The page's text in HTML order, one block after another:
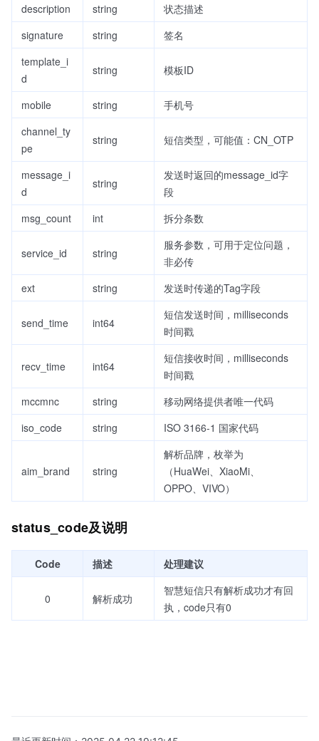
description string
状态描述
signature
string
签名
template_i
d
string 模板ID
mobile string
手机号
channel_ty
pe
string 短信类型，可能值：CN_OTP
message_i
d
string
发送时返回的message_id字
段
msg_count
int 拆分条数
service_id string
服务参数，可用于定位问题，
非必传
ext
string 发送时传递的Tag字段
send_time int64
短信发送时间，milliseconds
时间戳
recv_time int64
短信接收时间，milliseconds
时间戳
mccmnc
string
移动网络提供者唯一代码
iso_code
string ISO 3166-1 国家代码
aim_brand string
解析品牌，枚举为
（HuaWei、XiaoMi、
OPPO、VIVO）
status_code及说明
Code 描述 处理建议
0 解析成功
智慧短信只有解析成功才有回
执，code只有0